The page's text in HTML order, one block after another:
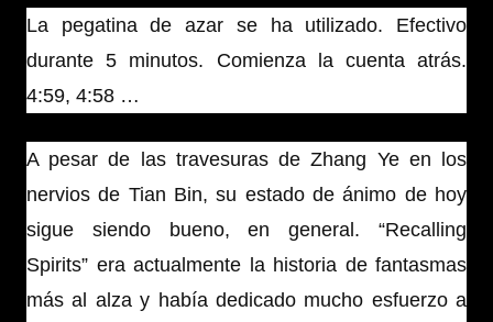
La pegatina de azar se ha utilizado. Efectivo
durante 5 minutos. Comienza la cuenta atrás.
4:59, 4:58 …
A pesar de las travesuras de Zhang Ye en los
nervios de Tian Bin, su estado de ánimo de hoy
sigue siendo bueno, en general. “Recalling
Spirits” era actualmente la historia de fantasmas
más al alza y había dedicado mucho esfuerzo a